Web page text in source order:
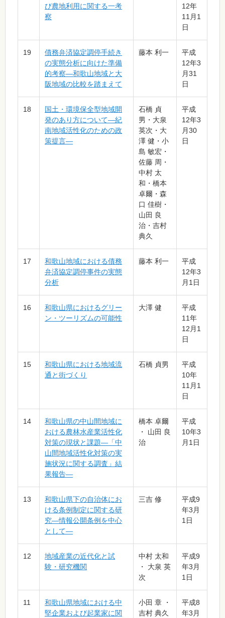
び農地利用に関する一考
察
12年
11月1
日
19
債務弁済協定調停手続き
の実態分析に向けた準備
的考察―和歌山地域と大
阪地域の比較を踏まえて
藤本 利一
平成
12年3
月31
日
18
国土・環境保全型地域開
発のあり方について―紀
南地域活性化のための政
策提言―
石橋 貞
男・大泉
英次・大
澤 健・小
島 敏宏・
佐藤 周・
中村 太
和・橋本
卓爾・森
口 佳樹・
山田 良
治・吉村
典久
平成
12年3
月30
日
17
和歌山地域における債務
弁済協定調停事件の実態
分析
藤本 利一
平成
12年3
月1日
16
和歌山県におけるグリー
ン・ツーリズムの可能性
大澤 健
平成
11年
12月1
日
15
和歌山県における地域流
通と街づくり
石橋 貞男
平成
10年
11月1
日
14
和歌山県の中山間地域に
おける農林水産業活性化
対策の現状と課題―「中
山間地域活性化対策の実
施状況に関する調査」結
果報告―
橋本 卓爾
・ 山田 良
治
平成
10年3
月1日
13
和歌山県下の自治体にお
ける条例制定に関する研
究―情報公開条例を中心
として―
三吉 修
平成9
年3月
1日
12
地域産業の近代化と試
験・研究機関
中村 太和
・ 大泉 英
次
平成9
年3月
1日
11
和歌山県地域における中
堅企業および起業家に関
小田 章 ・
吉村 典久
平成8
年3月